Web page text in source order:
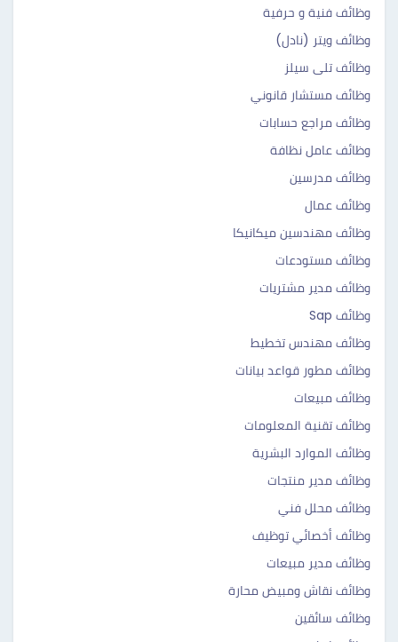
وظائف فنية و حرفية
وظائف ويتر (نادل)
وظائف تلى سيلز
وظائف مستشار قانوني
وظائف مراجع حسابات
وظائف عامل نظافة
وظائف مدرسين
وظائف عمال
وظائف مهندسين ميكانيكا
وظائف مستودعات
وظائف مدير مشتريات
وظائف Sap
وظائف مهندس تخطيط
وظائف مطور قواعد بيانات
وظائف مبيعات
وظائف تقنية المعلومات
وظائف الموارد البشرية
وظائف مدير منتجات
وظائف محلل فني
وظائف أخصائي توظيف
وظائف مدير مبيعات
وظائف نقاش ومبيض محارة
وظائف سائقين